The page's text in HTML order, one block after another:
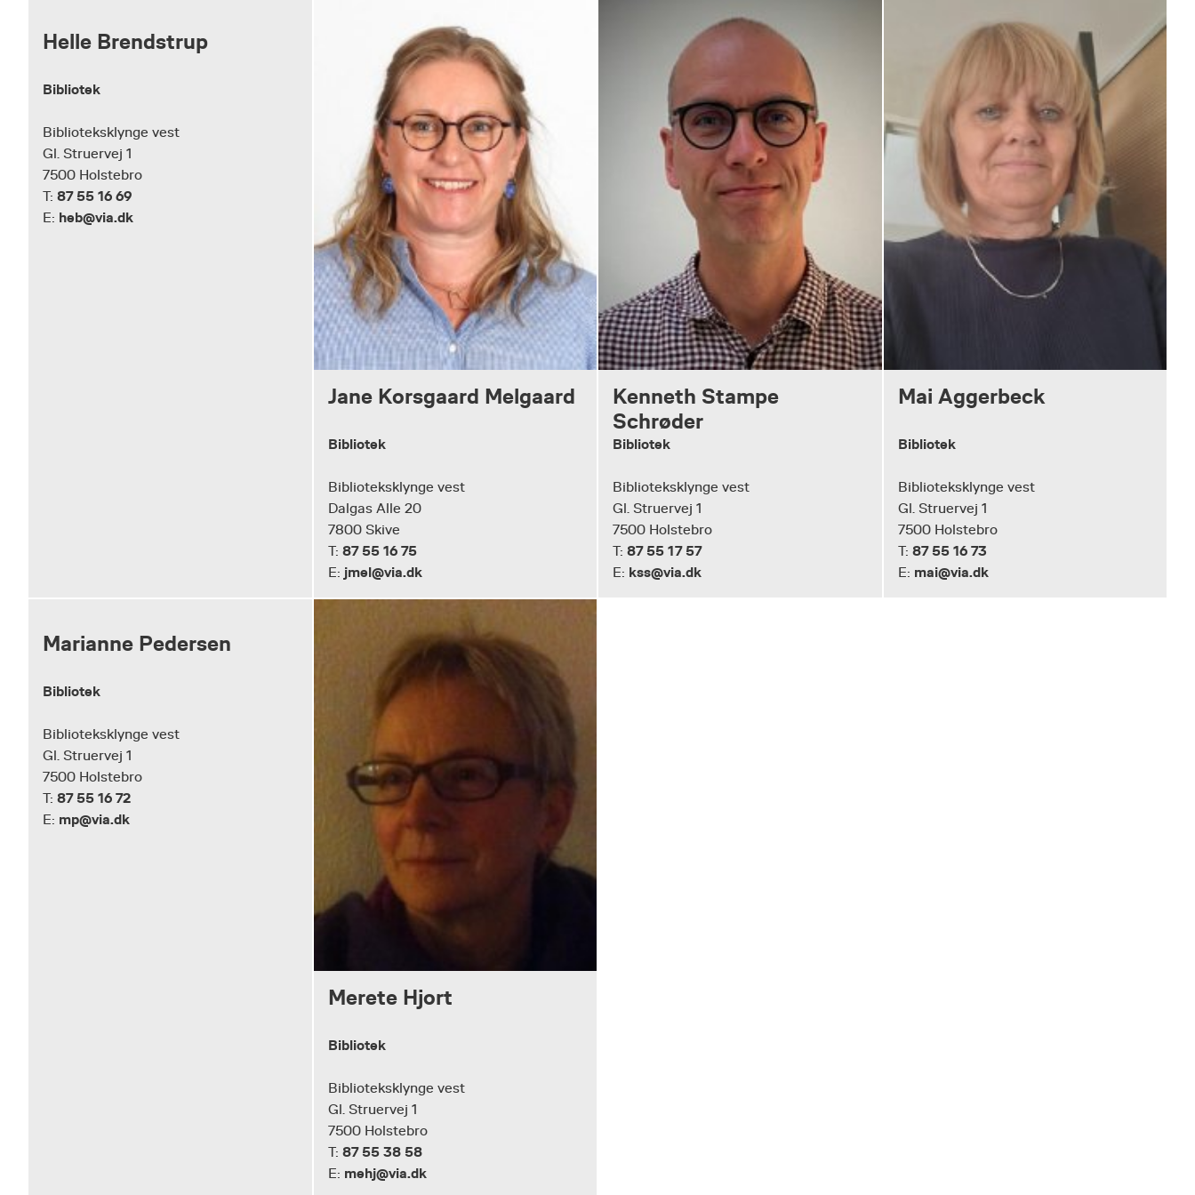
Helle Brendstrup
Bibliotek
Biblioteksklynge vest
Gl. Struervej 1
7500 Holstebro
T: 87 55 16 69
E: heb@via.dk
Jane Korsgaard Melgaard
Bibliotek
Biblioteksklynge vest
Dalgas Alle 20
7800 Skive
T: 87 55 16 75
E: jmel@via.dk
Kenneth Stampe
Schrøder
Bibliotek
Biblioteksklynge vest
Gl. Struervej 1
7500 Holstebro
T: 87 55 17 57
E: kss@via.dk
Mai Aggerbeck
Bibliotek
Biblioteksklynge vest
Gl. Struervej 1
7500 Holstebro
T: 87 55 16 73
E: mai@via.dk
Marianne Pedersen
Bibliotek
Biblioteksklynge vest
Gl. Struervej 1
7500 Holstebro
T: 87 55 16 72
E: mp@via.dk
Merete Hjort
Bibliotek
Biblioteksklynge vest
Gl. Struervej 1
7500 Holstebro
T: 87 55 38 58
E: mehj@via.dk